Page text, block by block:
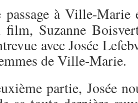
à Ville-Marie
film, Suzanne
avec Josée
de Ville-Marie.
partie, Josée